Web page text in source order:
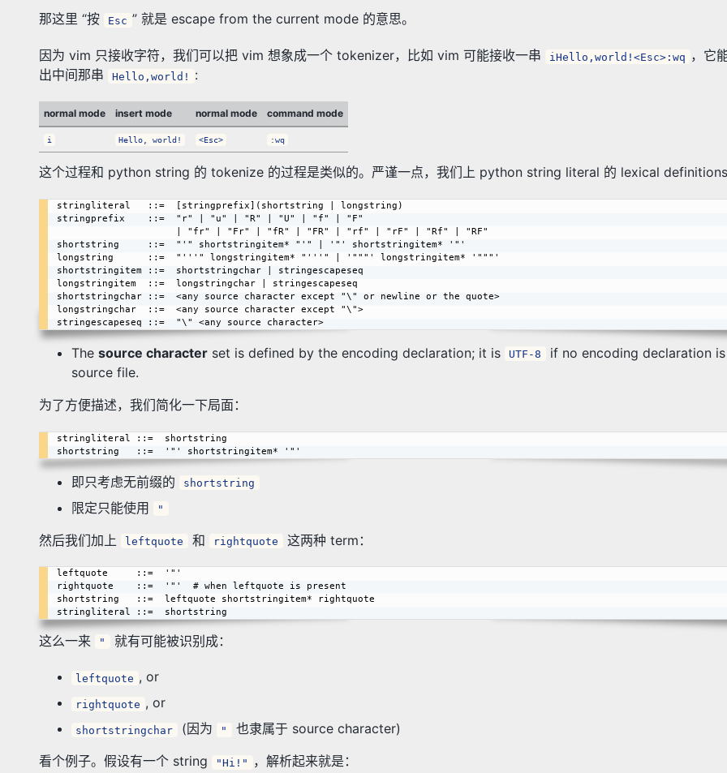
那这里 “按
Esc ” 就是 escape from the current mode 的意思。
因为 vim 只接收字符，我们可以把 vim 想象成一个 tokenizer，比如 vim 可能接收一串 iHello,world!<Esc>:wq ，它
出中间那串
Hello,world! :
normal mode insert mode normal mode command mode
i Hello, world! <Esc> :wq
这个过程和 python string 的 tokenize 的过程是类似的。严谨一点，我们上 python string literal 的 lexical
stringliteral   ::=  [stringprefix](shortstring | longstring)
stringprefix    ::=  "r" | "u" | "R" | "U" | "f" | "F"
shortstring     ::=  "'" shortstringitem* "'" | '"' shortstringitem* '"'
longstring      ::=  "'''" longstringitem* "'''" | '"""' longstringitem* '"""'
shortstringitem ::=  shortstringchar | stringescapeseq
longstringitem  ::=  longstringchar | stringescapeseq
shortstringchar ::=  <any source character except "\" or newline or the quote>
longstringchar  ::=  <any source character except "\">
stringescapeseq ::=  "\" <any source character>
The source character set is defined by the encoding declaration; it is UTF-8
if no encoding declaration
source file.
为了方便描述，我们简化一下局面：
stringliteral ::=  shortstring
即只考虑无前缀的 shortstring
限定只能使用 "
然后我们加上 leftquote 和 rightquote 这两种 term：
leftquote     ::=  '"'
rightquote    ::=  '"'  # when leftquote is present
shortstring   ::=  leftquote shortstringitem* rightquote
这么一来 " 就有可能被识别成：
leftquote , or
rightquote , or
shortstringchar (因为 "
也隶属于 source character)
看个例子。假设有一个 string
"Hi!" ，解析起来就是：